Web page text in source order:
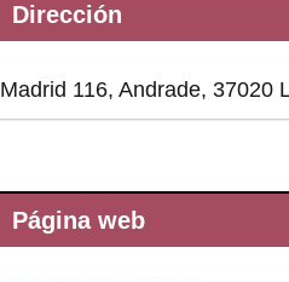
Dirección
Madrid 116, Andrade, 37020
Página web